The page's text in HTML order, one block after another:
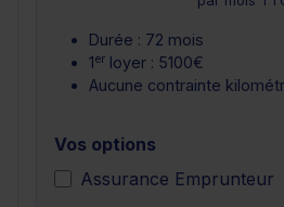
Durée : 72 mois
1er loyer : 5100€
Aucune contrainte
Vos options
Assurance Emprunteur